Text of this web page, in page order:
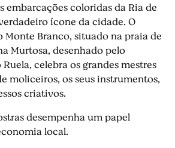
embarcações coloridas da Ria de
ícone da cidade. O
Monte Branco, situado na praia de
Murtosa, desenhado pelo
celebra os grandes mestres
moliceiros, os seus instrumentos,
criativos.
desempenha um papel
local.